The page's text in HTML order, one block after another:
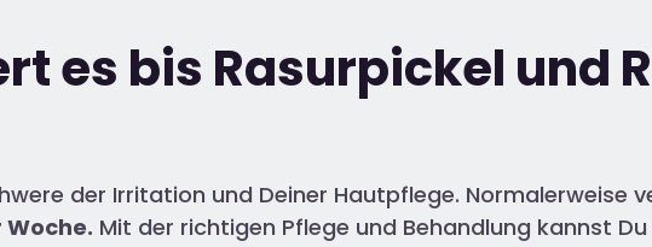
es bis Rasurpickel und
der Irritation und Deiner Hautpflege. Normalerweise
Mit der richtigen Pflege und Behandlung kannst